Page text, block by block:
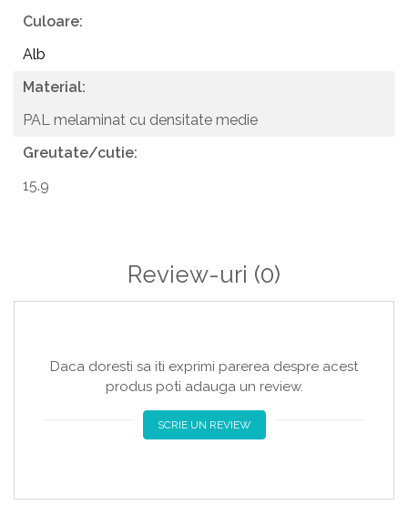
cheie: Design modern, Stil minimalist scandinav, De înaltă
mutat, Spațiu funcțional pentru fiecare obiect.
Asamblare: Necesită asamblare completă.45-60 min.
1.Curățați delicat cu un detergent blând și o cârpă moale,
apoi ștergeți suprafața până la uscare completă.
Culoare:
Alb
Material:
PAL melaminat cu densitate medie
Greutate/cutie:
15.9
Review-uri (0)
Daca doresti sa iti exprimi parerea despre acest
produs poti adauga un review.
SCRIE UN REVIEW